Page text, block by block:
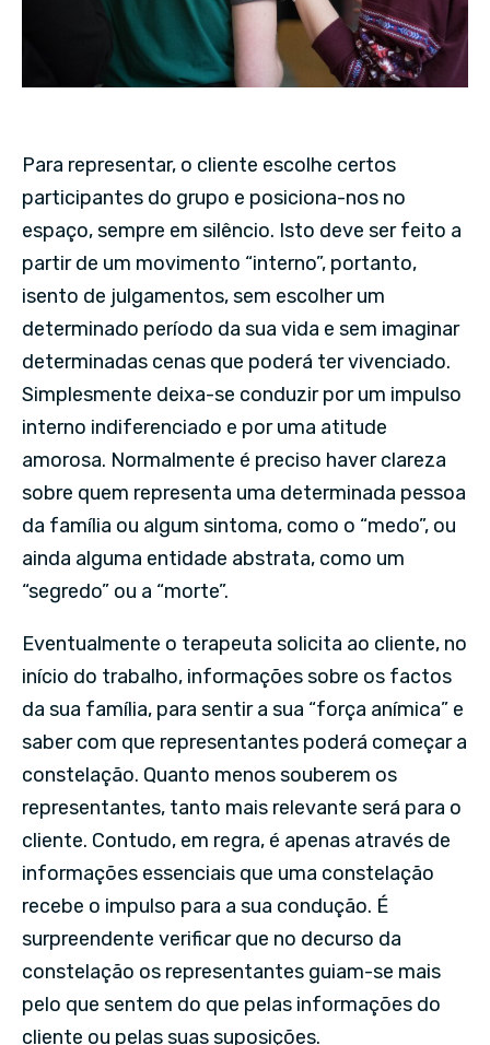
Para representar, o cliente escolhe certos
participantes do grupo e posiciona-nos no
espaço, sempre em silêncio. Isto deve ser feito a
partir de um movimento “interno”, portanto,
isento de julgamentos, sem escolher um
determinado período da sua vida e sem imaginar
determinadas cenas que poderá ter vivenciado.
Simplesmente deixa-se conduzir por um impulso
interno indiferenciado e por uma atitude
amorosa. Normalmente é preciso haver clareza
sobre quem representa uma determinada pessoa
da família ou algum sintoma, como o “medo”, ou
ainda alguma entidade abstrata, como um
“segredo” ou a “morte”.
Eventualmente o terapeuta solicita ao cliente, no
início do trabalho, informações sobre os factos
da sua família, para sentir a sua “força anímica” e
saber com que representantes poderá começar a
constelação. Quanto menos souberem os
representantes, tanto mais relevante será para o
cliente. Contudo, em regra, é apenas através de
informações essenciais que uma constelação
recebe o impulso para a sua condução. É
surpreendente verificar que no decurso da
constelação os representantes guiam-se mais
pelo que sentem do que pelas informações do
cliente ou pelas suas suposições.